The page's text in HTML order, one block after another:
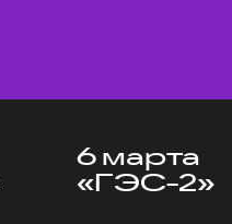
6 марта
«ГЭС-2»